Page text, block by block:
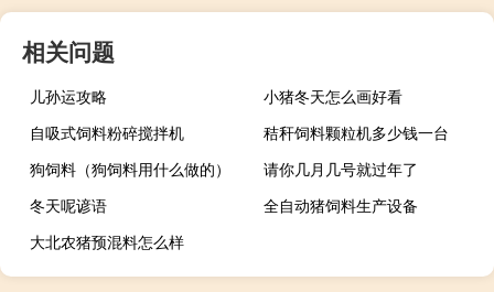
相关问题
儿孙运攻略
小猪冬天怎么画好看
自吸式饲料粉碎搅拌机
秸秆饲料颗粒机多少钱一台
狗饲料（狗饲料用什么做的）
请你几月几号就过年了
冬天呢谚语
全自动猪饲料生产设备
大北农猪预混料怎么样